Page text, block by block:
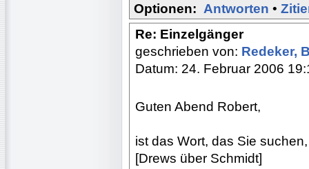
Optionen: Antworten •
Re: Einzelgänger
geschrieben von: Redeker,
Datum: 24. Februar 2006
Guten Abend Robert,
ist das Wort, das Sie
[Drews über Schmidt]